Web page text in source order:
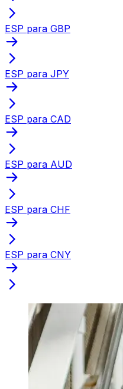
ESP para GBP
ESP para JPY
ESP para CAD
ESP para AUD
ESP para CHF
ESP para CNY